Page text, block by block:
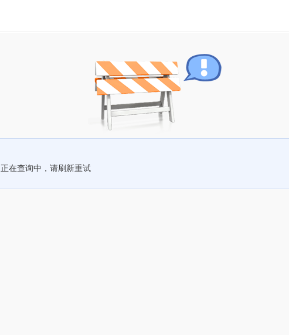
正在查询中，请刷新重试